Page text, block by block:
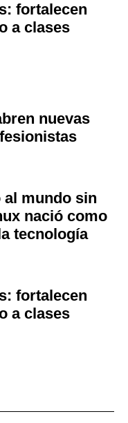
fortalecen
a clases
nuevas
mundo sin
nació como
tecnología
fortalecen
a clases